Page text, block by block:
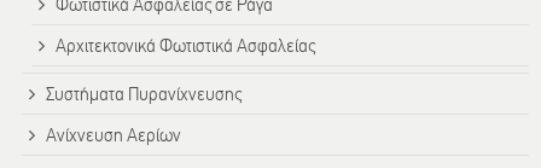
Φωτιστικά Ασφαλείας σε Ράγα
Αρχιτεκτονικά Φωτιστικά Ασφαλείας
Συστήματα Πυρανίχνευσης
Ανίχνευση Αερίων